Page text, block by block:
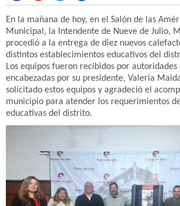
En la mañana de hoy, en el Salón de las
Municipal, la Intendente de Nueve de Julio,
procedió a la entrega de diez nuevos
distintos establecimientos educativos del
Los equipos fueron recibidos por autoridades
encabezadas por su presidente, Valeria
solicitado estos equipos y agradeció el
municipio para atender los requerimientos
educativas del distrito.